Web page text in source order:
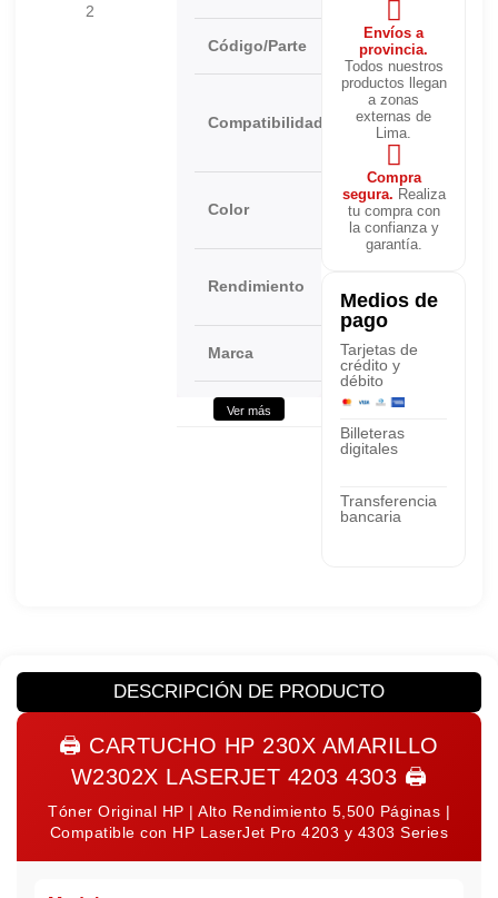
Código/Parte W2302X
Compatibilidad
LaserJet
4203,
4303
Color
Yellow
Rendimiento
Páginas
Marca HP
Condición Original
Ver más
Envíos a
provincia.
Todos nuestros
productos llegan
a zonas
externas de
Lima.
Compra
segura. Realiza
tu compra con
la confianza y
garantía.
Medios de
pago
Tarjetas de
crédito y
débito
Billeteras
digitales
Transferencia
bancaria
DESCRIPCIÓN DE PRODUCTO
🖨️ CARTUCHO HP 230X AMARILLO
W2302X LASERJET 4203 4303 🖨️
Tóner Original HP | Alto Rendimiento 5,500 Páginas |
Compatible con HP LaserJet Pro 4203 y 4303 Series